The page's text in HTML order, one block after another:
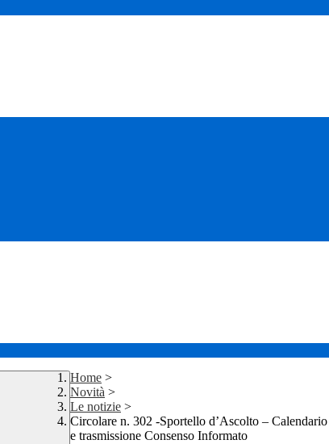
Home >
Novità >
Le notizie >
Circolare n. 302 -Sportello d’Ascolto –
e trasmissione Consenso Informato